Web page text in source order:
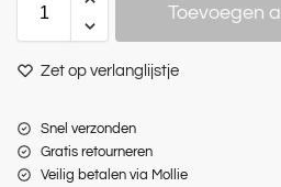
Toevoegen
Zet op verlanglijstje
Snel verzonden
Gratis retourneren
Veilig betalen via Mollie